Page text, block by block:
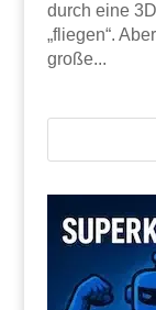
durch eine
„fliegen“.
große...